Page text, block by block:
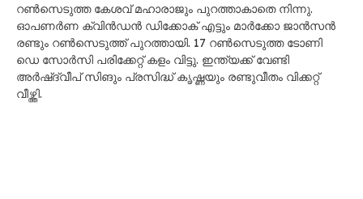
റൺസെടുത്ത കേശവ് മഹാരാജും പുറത്താകാതെ നിന്നു.
ഓപണർണ ക്വിൻഡൻ ഡിക്കോക് എട്ടും മാർക്കോ ജാൻസൻ
രണ്ടും റൺസെടുത്ത് പുറത്തായി. 17 റൺസെടുത്ത ടോണി
ഡെ സോർസി പരിക്കേറ്റ് കളം വിട്ടു. ഇന്ത്യക്ക് വേണ്ടി
അർഷ്ദ്വീപ് സിങും പ്രസിദ്ധ് കൃഷ്ണയും രണ്ടുവീതം വിക്കറ്റ്
വീഴ്ത്തി.